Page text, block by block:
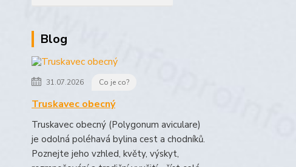
Blog
31.07.2026 Co je co?
Truskavec obecný
Truskavec obecný (Polygonum aviculare)
je odolná poléhavá bylina cest a chodníků.
Poznejte jeho vzhled, květy, výskyt,